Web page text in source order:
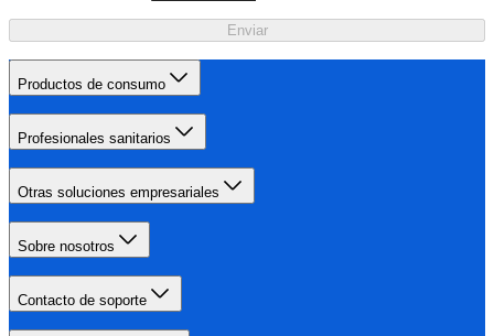
Enviar
Productos de consumo
Profesionales sanitarios
Otras soluciones empresariales
Sobre nosotros
Contacto de soporte